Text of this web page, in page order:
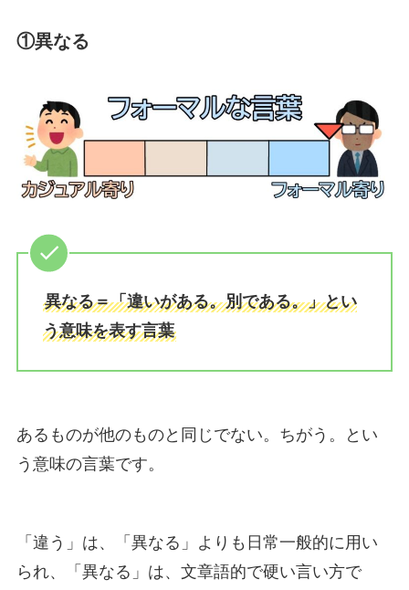
①異なる
異なる＝「違いがある。別である。」とい
う意味を表す言葉
あるものが他のものと同じでない。ちがう。とい
う意味の言葉です。
「違う」は、「異なる」よりも日常一般的に用い
られ、「異なる」は、文章語的で硬い言い方で